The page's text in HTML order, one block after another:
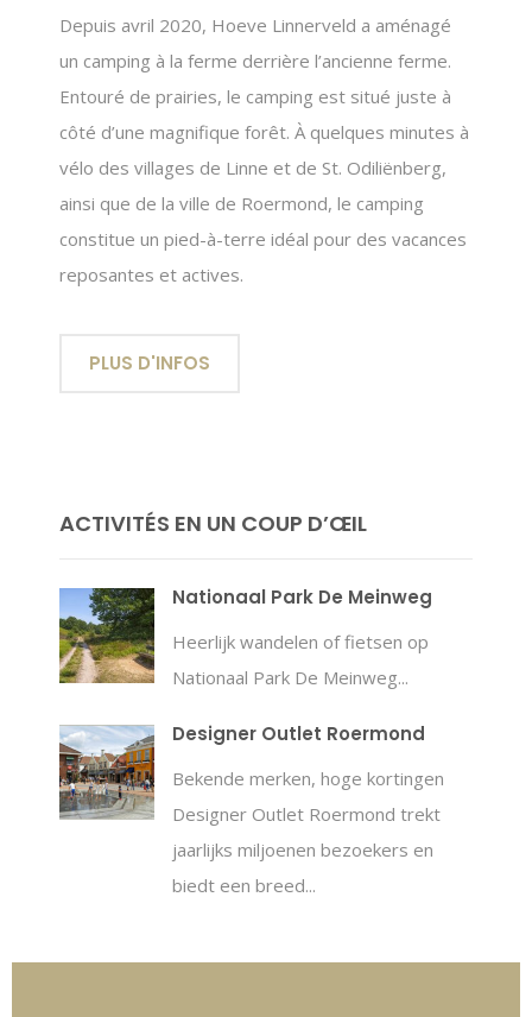
Depuis avril 2020, Hoeve Linnerveld a aménagé
un camping à la ferme derrière l’ancienne ferme.
Entouré de prairies, le camping est situé juste à
côté d’une magnifique forêt. À quelques minutes à
vélo des villages de Linne et de St. Odiliënberg,
ainsi que de la ville de Roermond, le camping
constitue un pied-à-terre idéal pour des vacances
reposantes et actives.
PLUS D'INFOS
ACTIVITÉS EN UN COUP D’ŒIL
Nationaal Park De Meinweg
Heerlijk wandelen of fietsen op
Nationaal Park De Meinweg...
Designer Outlet Roermond
Bekende merken, hoge kortingen
Designer Outlet Roermond trekt
jaarlijks miljoenen bezoekers en
biedt een breed...